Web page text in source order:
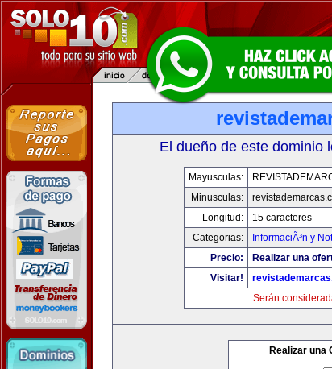
El dueño de este dominio
Mayusculas:
Minusculas:
Longitud:
15 caracteres
Categorias:
InformaciÃ³n y
Precio:
Realizar una
Visitar!
Serán
Realizar una